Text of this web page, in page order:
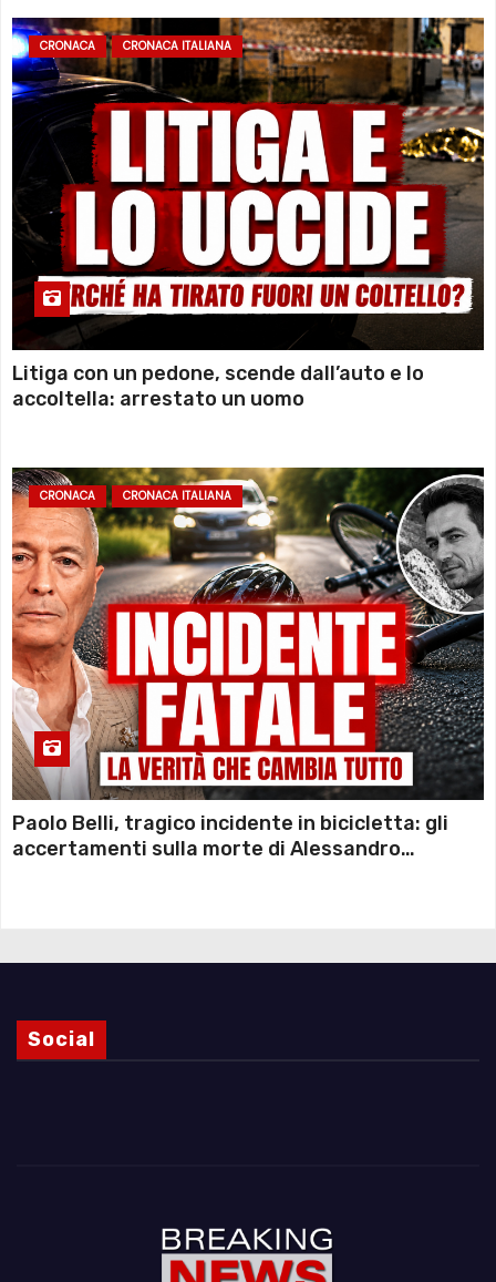
CRONACA CRONACA ITALIANA
Litiga con un pedone, scende dall’auto e lo
accoltella: arrestato un uomo
CRONACA CRONACA ITALIANA
Paolo Belli, tragico incidente in bicicletta: gli
accertamenti sulla morte di Alessandro
Social